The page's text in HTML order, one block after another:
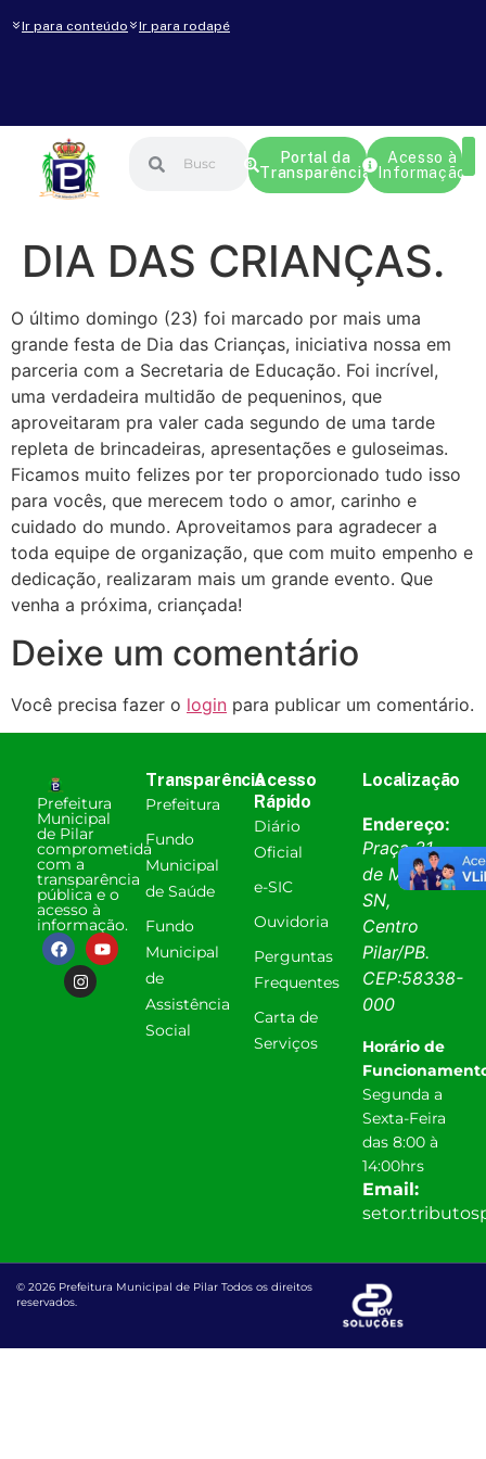
Ir para conteúdo Ir para rodapé
Portal da
Transparência
Acesso à
Informação
DIA DAS CRIANÇAS.
O último domingo (23) foi marcado por mais uma
grande festa de Dia das Crianças, iniciativa nossa em
parceria com a Secretaria de Educação. Foi incrível,
uma verdadeira multidão de pequeninos, que
aproveitaram pra valer cada segundo de uma tarde
repleta de brincadeiras, apresentações e guloseimas.
Ficamos muito felizes por ter proporcionado tudo isso
para vocês, que merecem todo o amor, carinho e
cuidado do mundo. Aproveitamos para agradecer a
toda equipe de organização, que com muito empenho e
dedicação, realizaram mais um grande evento. Que
venha a próxima, criançada!
Deixe um comentário
Você precisa fazer o login para publicar um comentário.
Prefeitura
Municipal
de Pilar
comprometida
com a
transparência
pública e o
acesso à
informação.
Transparência
Prefeitura
Fundo
Municipal
de Saúde
Fundo
Municipal
de
Assistência
Social
Acesso
Rápido
Diário
Oficial
e-SIC
Ouvidoria
Perguntas
Frequentes
Carta de
Serviços
Localização
Endereço:
Praça 31
de Março,
SN,
Centro
Pilar/PB.
CEP:58338-
000
Horário de
Segunda a
Sexta-Feira
das 8:00 à
14:00hrs
Email:
© 2026 Prefeitura Municipal de Pilar Todos os direitos
reservados.